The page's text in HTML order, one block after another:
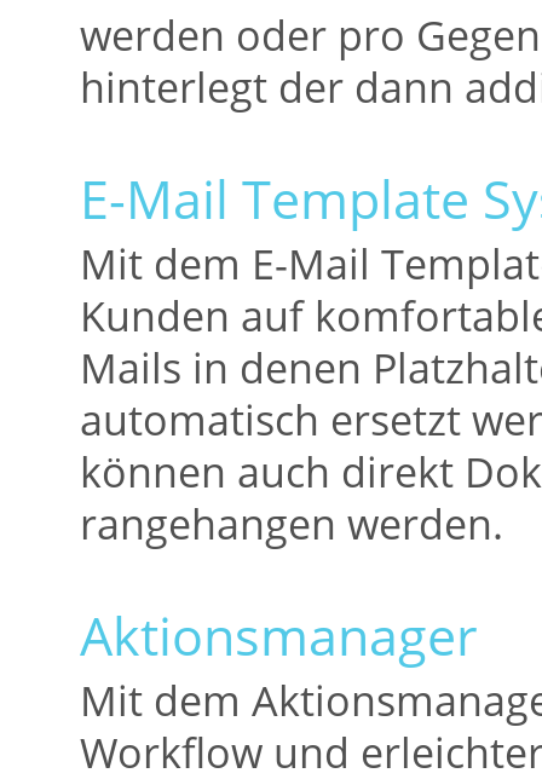
werden oder pro
hinterlegt der dann
E-Mail Template
Mit dem E-Mail
Kunden auf
Mails in denen
automatisch ersetzt
können auch direkt
rangehangen werden.
Aktionsmanager
Mit dem
Workflow und